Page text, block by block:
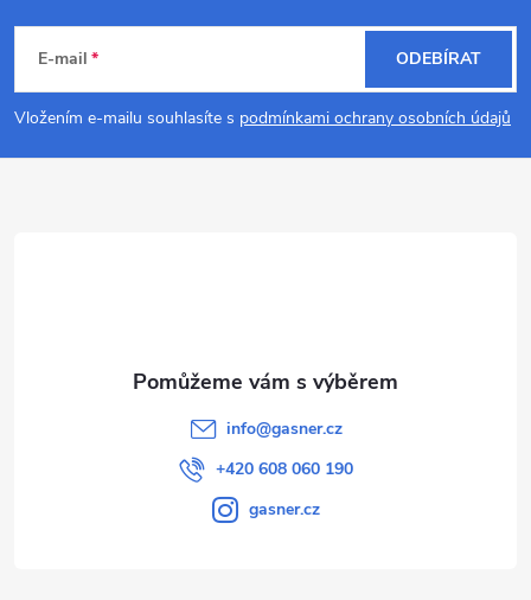
p
a
E-mail
Vložením e-mailu souhlasíte s podmínkami ochrany osobních údajů
ODEBÍRAT
info@gasner.cz
+420 608 060 190
gasner.cz